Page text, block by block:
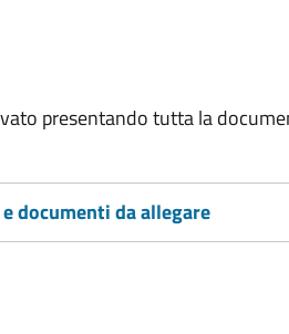
presentando tutta la
documenti da allegare